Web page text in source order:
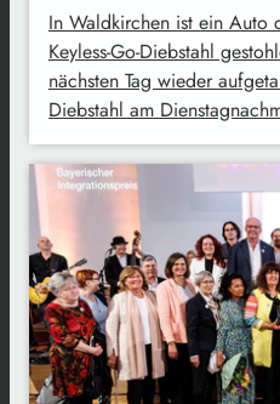
In Waldkirchen ist ein Auto
Keyless-Go-Diebstahl
nächsten Tag wieder
Diebstahl am